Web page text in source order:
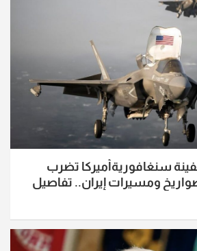
سنغافوريةأميركا تضرب
ومسيرات إيران.. تفاصيل